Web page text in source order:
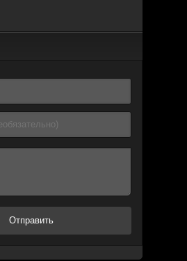
Отправить